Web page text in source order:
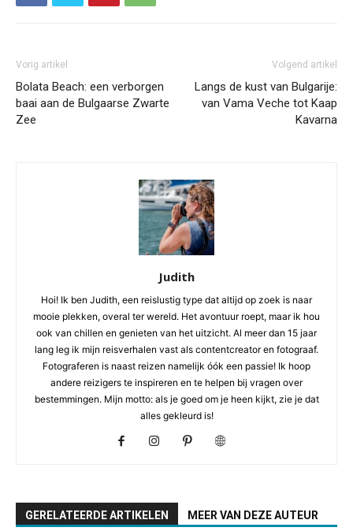
Vorig artikel
Bolata Beach: een verborgen
baai aan de Bulgaarse Zwarte
Zee
Volgend artikel
Langs de kust van Bulgarije:
van Vama Veche tot Kaap
Kavarna
Judith
Hoi! Ik ben Judith, een reislustig type dat altijd op zoek is naar
mooie plekken, overal ter wereld. Het avontuur roept, maar ik hou
ook van chillen en genieten van het uitzicht. Al meer dan 15 jaar
lang leg ik mijn reisverhalen vast als contentcreator en fotograaf.
Fotograferen is naast reizen namelijk óók een passie! Ik hoop
andere reizigers te inspireren en te helpen bij vragen over
bestemmingen. Mijn motto: als je goed om je heen kijkt, zie je dat
alles gekleurd is!
GERELATEERDE ARTIKELEN MEER VAN DEZE AUTEUR